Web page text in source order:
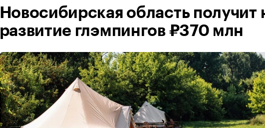
Новосибирская область получит
развитие глэмпингов ₽370 млн